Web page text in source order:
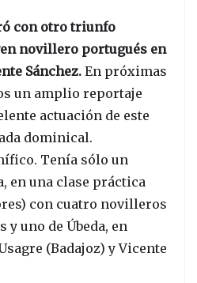
con otro triunfo
novillero portugués en
Sánchez. En próximas
un amplio reportaje
actuación de este
dominical.
Tenía sólo un
en una clase práctica
con cuatro novilleros
y uno de Úbeda, en
(Badajoz) y Vicente